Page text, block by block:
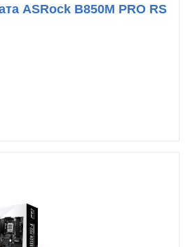
ASRock B850M PRO RS